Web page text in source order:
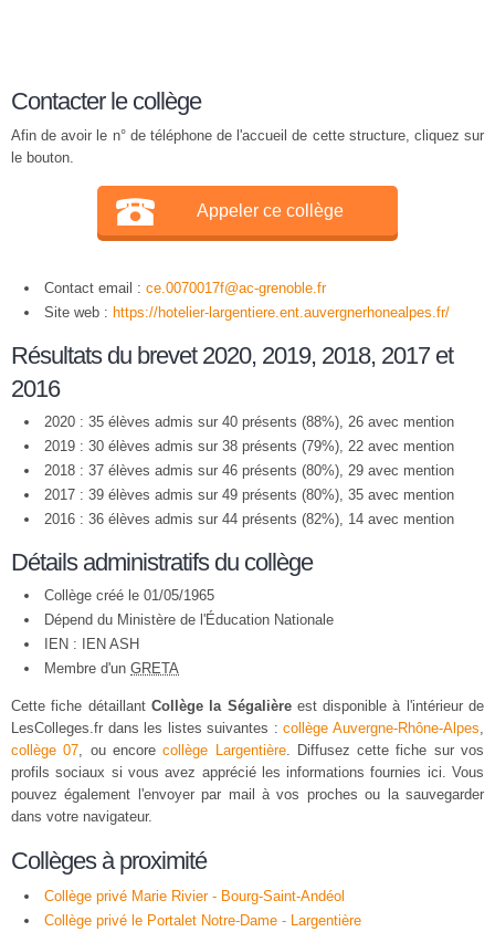
Contacter le collège
Afin de avoir le n° de téléphone de l'accueil de cette structure, cliquez sur
le bouton.
Appeler ce collège
Contact email : ce.0070017f@ac-grenoble.fr
Site web : https://hotelier-largentiere.ent.auvergnerhonealpes.fr/
Résultats du brevet 2020, 2019, 2018, 2017 et
2016
2020 : 35 élèves admis sur 40 présents (88%), 26 avec mention
2019 : 30 élèves admis sur 38 présents (79%), 22 avec mention
2018 : 37 élèves admis sur 46 présents (80%), 29 avec mention
2017 : 39 élèves admis sur 49 présents (80%), 35 avec mention
2016 : 36 élèves admis sur 44 présents (82%), 14 avec mention
Détails administratifs du collège
Collège créé le 01/05/1965
Dépend du Ministère de l'Éducation Nationale
IEN : IEN ASH
Membre d'un GRETA
Cette fiche détaillant Collège la Ségalièreest disponible à l'intérieur de
LesColleges.fr dans les listes suivantes :collège Auvergne-Rhône-Alpes,
collège 07, ou encorecollège Largentière. Diffusez cette fiche sur vos
profils sociaux si vous avez apprécié les informations fournies ici. Vous
pouvez également l'envoyer par mail à vos proches ou la sauvegarder
dans votre navigateur.
Collèges à proximité
Collège privé Marie Rivier - Bourg-Saint-Andéol
Collège privé le Portalet Notre-Dame - Largentière